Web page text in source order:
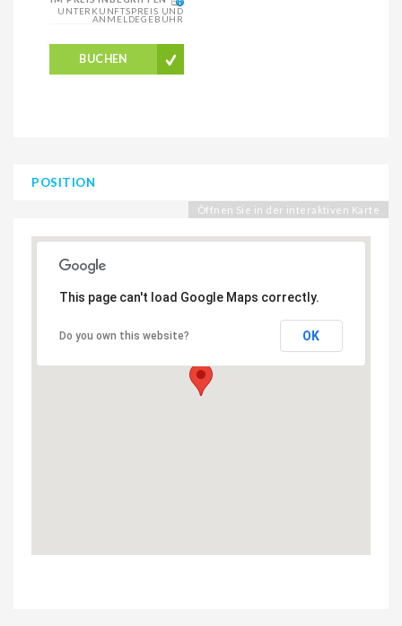
UNTERKUNFTSPREIS UND
ANMELDEGEBÜHR
BUCHEN
POSITION
Öffnen Sie in der interaktiven Karte
This page can't load Google Maps correctly.
Do you own this website? OK